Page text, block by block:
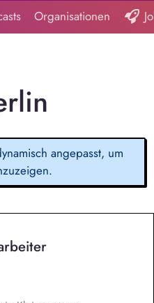
Organisationen
angepasst, um